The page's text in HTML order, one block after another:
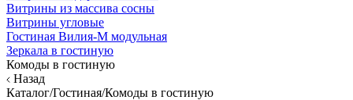
Витрины из массива сосны
Витрины угловые
Гостиная Вилия-М модульная
Зеркала в гостиную
Комоды в гостиную
Назад
Каталог/Гостиная/Комоды в гостиную